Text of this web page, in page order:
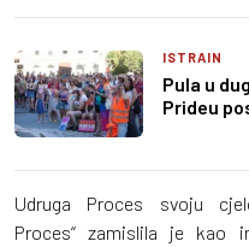
ISTRAIN
Pula u
Prideu
Udruga Proces svoju
Proces“ zamislila je kao